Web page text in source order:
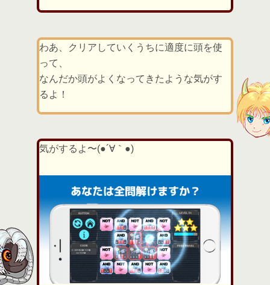
わあ、クリアしていくうちに適度に頭を使
って、
なんだか頭がよくなってきたような気がす
るよ！
気がするよ〜(●´∀｀●)